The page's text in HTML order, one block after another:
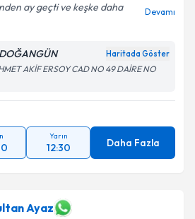
ay geçti ve keşke daha
Devamı
Haritada Göster
AKİF ERSOY CAD NO 49 DAİRE NO
Yarın
12:30 Daha Fazla
Ayaz